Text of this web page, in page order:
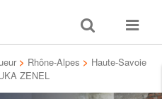
Toggle
search
Toggle
> Rhône-Alpes > Haute-Savoie
ZENEL